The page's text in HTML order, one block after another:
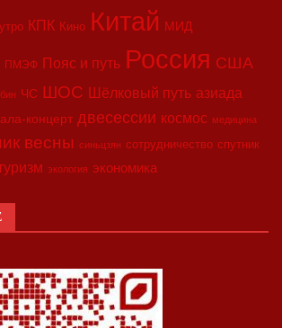
КПК Кино Китай МИД
ПМЭФ Пояс и путь Россия США
ЧС ШОС Шёлковый путь азиада
концерт двесессии космос медицина
весны синьцзян сотрудничество спутник
экология экономика